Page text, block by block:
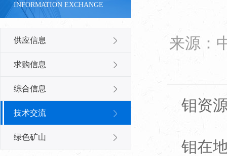
INFORMATION EXCHANGE
供应信息
求购信息
综合信息
技术交流
绿色矿山
来源：
钼资
钼在